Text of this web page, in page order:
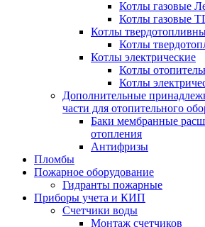
Котлы газовые
Котлы газовые
Котлы
Котлы
Котлы электрические
Котлы
Котлы
Дополнительные
части для отопительного
Баки мембранные
отопления
Антифризы
Пломбы
Пожарное оборудование
Гидранты пожарные
Приборы учета и КИП
Счетчики воды
Монтаж счетчиков